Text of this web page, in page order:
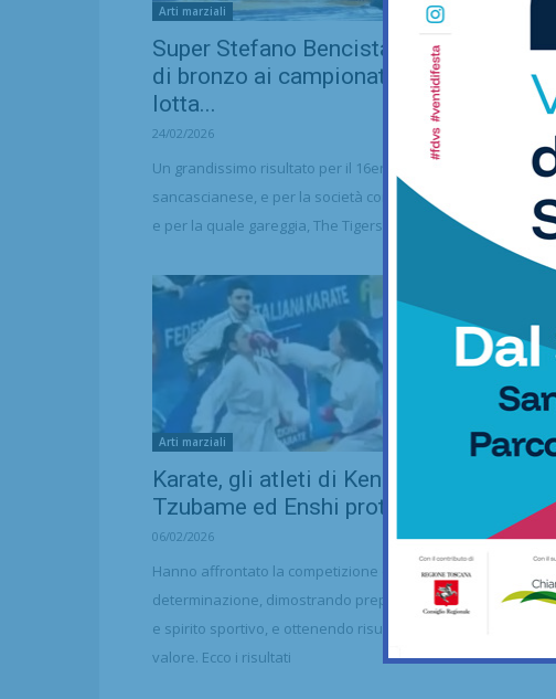
Arti marziali
Super Stefano Bencistà, medaglia
di bronzo ai campionati italiani di
lotta...
24/02/2026
Un grandissimo risultato per il 16enne
sancascianese, e per la società con la quale si allena
e per la quale gareggia, The Tigers Lotta Club
Arti marziali
Karate, gli atleti di Ken Shin Kan,
Tzubame ed Enshi protagonisti...
06/02/2026
Hanno affrontato la competizione con grande
determinazione, dimostrando preparazione tecnica
e spirito sportivo, e ottenendo risultati di assoluto
valore. Ecco i risultati